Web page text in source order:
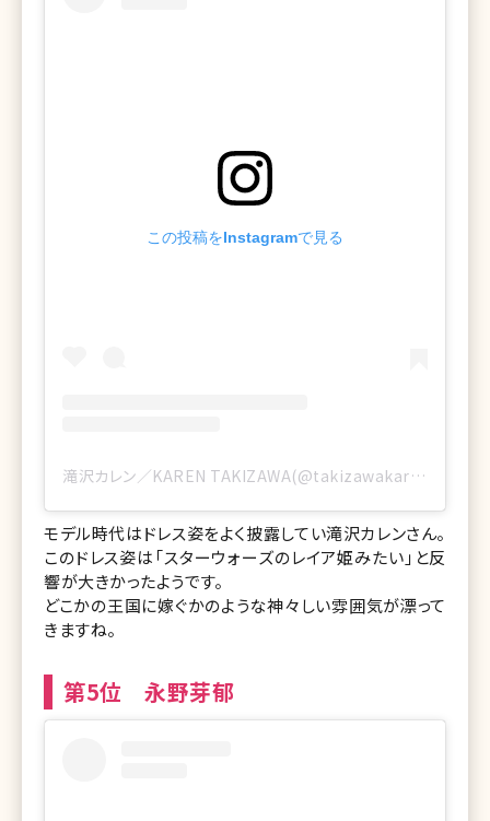
この投稿をInstagramで見る
滝沢カレン／KAREN TAKIZAWA(@takizawakarenofficial)がシェアした投稿
モデル時代はドレス姿をよく披露してい滝沢カレンさん。
このドレス姿は「スターウォーズのレイア姫みたい」と反
響が大きかったようです。
どこかの王国に嫁ぐかのような神々しい雰囲気が漂って
きますね。
第5位 永野芽郁